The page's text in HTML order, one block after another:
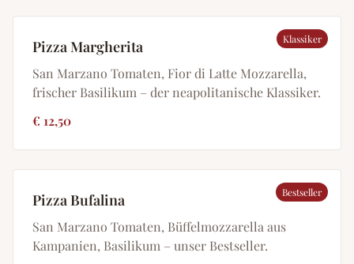
Klassiker
Pizza Margherita
San Marzano Tomaten, Fior di Latte Mozzarella,
frischer Basilikum – der neapolitanische Klassiker.
€ 12,50
Bestseller
Pizza Bufalina
San Marzano Tomaten, Büffelmozzarella aus
Kampanien, Basilikum – unser Bestseller.